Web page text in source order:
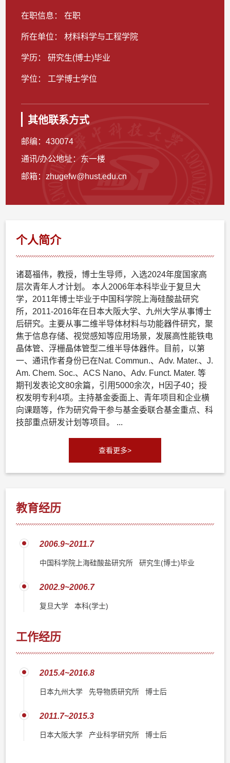
在职信息： 在职
所在单位： 材料科学与工程学院
学历： 研究生(博士)毕业
学位： 工学博士学位
其他联系方式
邮编：430074
通讯/办公地址： 东一楼
邮箱：zhugefw@hust.edu.cn
个人简介
诸葛福伟，教授，博士生导师，入选2024年度国家高
层次青年人才计划。 本人2006年本科毕业于复旦大
学，2011年博士毕业于中国科学院上海硅酸盐研究
所，2011-2016年在日本大阪大学、九州大学从事博士
后研究。主要从事二维半导体材料与功能器件研究，聚
焦于信息存储、视觉感知等应用场景，发展高性能铁电
晶体管、浮栅晶体管型二维半导体器件。目前，以第
一、通讯作者身份已在Nat. Commun.、Adv. Mater.、J.
Am. Chem. Soc.、ACS Nano、Adv. Funct. Mater. 等
期刊发表论文80余篇，引用5000余次，H因子40；授
权发明专利4项。主持基金委面上、青年项目和企业横
向课题等，作为研究骨干参与基金委联合基金重点、科
技部重点研发计划等项目。 ...
查看更多>
教育经历
2006.9~2011.7
中国科学院上海硅酸盐研究所 研究生(博士)毕业
2002.9~2006.7
复旦大学 本科(学士)
工作经历
2015.4~2016.8
日本九州大学 先导物质研究所 博士后
2011.7~2015.3
日本大阪大学 产业科学研究所 博士后